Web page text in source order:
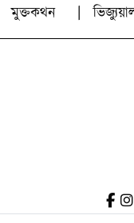
মুক্তকথন